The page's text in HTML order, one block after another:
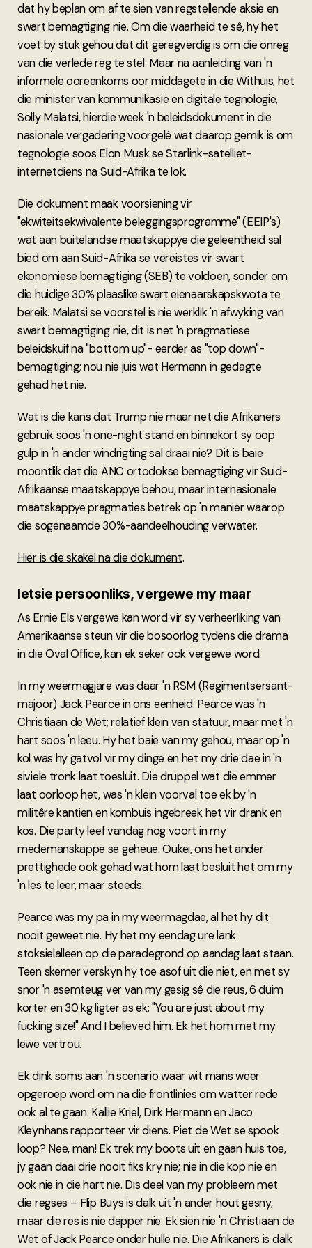
dat hy beplan om af te sien van regstellende aksie en
swart bemagtiging nie. Om die waarheid te sê, hy het
voet by stuk gehou dat dit geregverdig is om die onreg
van die verlede reg te stel. Maar na aanleiding van 'n
informele ooreenkoms oor middagete in die Withuis, het
die minister van kommunikasie en digitale tegnologie,
Solly Malatsi, hierdie week 'n beleidsdokument in die
nasionale vergadering voorgelê wat daarop gemik is om
tegnologie soos Elon Musk se Starlink-satelliet-
internetdiens na Suid-Afrika te lok.
Die dokument maak voorsiening vir
"ekwiteitsekwivalente beleggingsprogramme" (EEIP's)
wat aan buitelandse maatskappye die geleentheid sal
bied om aan Suid-Afrika se vereistes vir swart
ekonomiese bemagtiging (SEB) te voldoen, sonder om
die huidige 30% plaaslike swart eienaarskapskwota te
bereik. Malatsi se voorstel is nie werklik 'n afwyking van
swart bemagtiging nie, dit is net 'n pragmatiese
beleidskuif na "bottom up"- eerder as "top down"-
bemagtiging; nou nie juis wat Hermann in gedagte
gehad het nie.
Wat is die kans dat Trump nie maar net die Afrikaners
gebruik soos 'n one-night stand en binnekort sy oop
gulp in 'n ander windrigting sal draai nie? Dit is baie
moontlik dat die ANC ortodokse bemagtiging vir Suid-
Afrikaanse maatskappye behou, maar internasionale
maatskappye pragmaties betrek op 'n manier waarop
die sogenaamde 30%-aandeelhouding verwater.
Hier is die skakel na die dokument.
Ietsie persoonliks, vergewe my maar
As Ernie Els vergewe kan word vir sy verheerliking van
Amerikaanse steun vir die bosoorlog tydens die drama
in die Oval Office, kan ek seker ook vergewe word.
In my weermagjare was daar 'n RSM (Regimentsersant-
majoor) Jack Pearce in ons eenheid. Pearce was 'n
Christiaan de Wet; relatief klein van statuur, maar met 'n
hart soos 'n leeu. Hy het baie van my gehou, maar op 'n
kol was hy gatvol vir my dinge en het my drie dae in 'n
siviele tronk laat toesluit. Die druppel wat die emmer
laat oorloop het, was 'n klein voorval toe ek by 'n
militêre kantien en kombuis ingebreek het vir drank en
kos. Die party leef vandag nog voort in my
medemanskappe se geheue. Oukei, ons het ander
prettighede ook gehad wat hom laat besluit het om my
'n les te leer, maar steeds.
Pearce was my pa in my weermagdae, al het hy dit
nooit geweet nie. Hy het my eendag ure lank
stoksielalleen op die paradegrond op aandag laat staan.
Teen skemer verskyn hy toe asof uit die niet, en met sy
snor 'n asemteug ver van my gesig sê die reus, 6 duim
korter en 30 kg ligter as ek: "You are just about my
fucking size!" And I believed him. Ek het hom met my
lewe vertrou.
Ek dink soms aan 'n scenario waar wit mans weer
opgeroep word om na die frontlinies om watter rede
ook al te gaan. Kallie Kriel, Dirk Hermann en Jaco
Kleynhans rapporteer vir diens. Piet de Wet se spook
loop? Nee, man! Ek trek my boots uit en gaan huis toe,
jy gaan daai drie nooit fiks kry nie; nie in die kop nie en
ook nie in die hart nie. Dis deel van my probleem met
die regses – Flip Buys is dalk uit 'n ander hout gesny,
maar die res is nie dapper nie. Ek sien nie 'n Christiaan de
Wet of Jack Pearce onder hulle nie. Die Afrikaners is dalk